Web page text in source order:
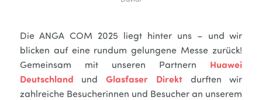
Die ANGA COM 2025 liegt hinter uns – und wir
blicken auf eine rundum gelungene Messe zurück!
Gemeinsam mit unseren Partnern Huawei
Deutschland undGlasfaser Direktdurften wir
zahlreiche Besucherinnen und Besucher an unserem